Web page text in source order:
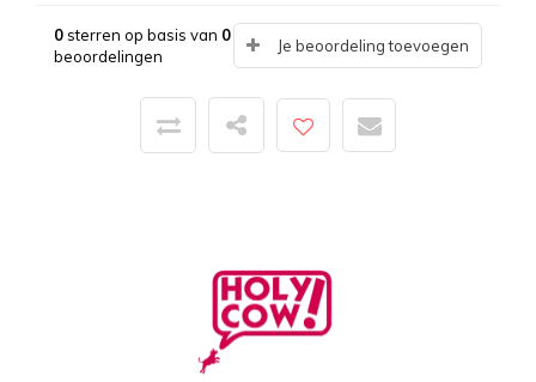
0sterren op basis van 0
beoordelingen
Je beoordeling toevoegen